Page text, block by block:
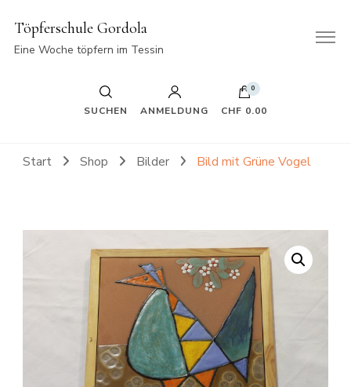
Töpferschule Gordola
Eine Woche töpfern im Tessin
SUCHEN ANMELDUNG
0
CHF 0.00
Start Shop Bilder Bild mit Grüne Vogel